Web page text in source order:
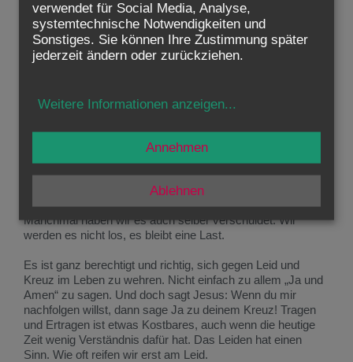
Kindern ihren richtigen Platz. Dann kann auch die Familie
besser gelingen. Denn Kinder sind ein Geschenk Gottes,
das den Eltern nicht „gehört“, sondern von Gott anvertraut
ist. Und die Eltern sind nicht der liebe Gott, sie sind nur
weg. Im Gegenteil: Wir lernen sie „mit Gottes Augen“ zu
sehen: liebevoll, geduldig, bereit zu verzeihen.
Damit sind wir beim zweiten „Wahlbereich“. Es gibt keine
Familie, in der nicht auch Schweres, Schmerzliches
vorkommt. In jeder Familie gibt es das Kreuz. In jedem
Leben gibt es das Kreuz. Meist haben wir es uns nicht
selber ausgesucht. Es trifft uns. Es wird uns auferlegt.
Manchmal haben wir es auch selber verschuldet. Wir
werden es nicht los, es bleibt eine Last.
Es ist ganz berechtigt und richtig, sich gegen Leid und
Kreuz im Leben zu wehren. Nicht einfach zu allem „Ja und
Amen“ zu sagen. Und doch sagt Jesus: Wenn du mir
nachfolgen willst, dann sage Ja zu deinem Kreuz! Tragen
und Ertragen ist etwas Kostbares, auch wenn die heutige
Zeit wenig Verständnis dafür hat. Das Leiden hat einen
Sinn. Wie oft reifen wir erst am Leid.
verwendet für Social Media, Analyse,
systemtechnische Notwendigkeiten und
Sonstiges. Sie können Ihre Zustimmung später
jederzeit ändern oder zurückziehen.
Weitere Informationen anzeigen...
Ablehnen
Annehmen